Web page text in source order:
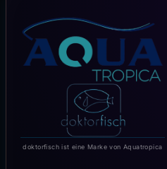
doktorfisch ist eine Marke von Aquatropica